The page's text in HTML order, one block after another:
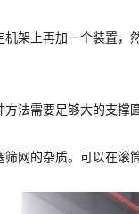
架上再加一个装置
法需要足够大的支撑
网的杂质。可以在滚